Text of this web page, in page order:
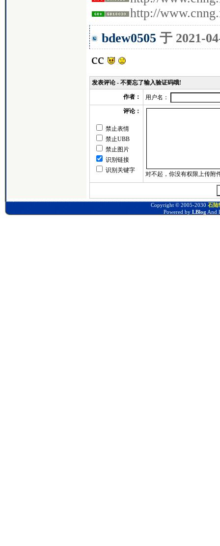
http://
bdew0505 于 2021-
cc
发表评论 - 不要忘了输入验证码哦!
作者：
用户名：
评论：
禁止表情
禁止UBB
禁止图片
识别链接
识别关键字
Copyright © 2005-2030 石陆
Powered by LBlog And